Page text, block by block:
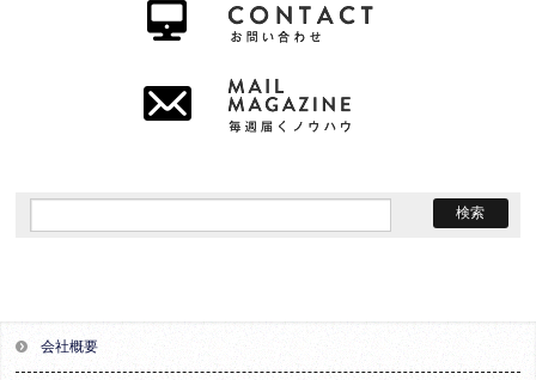
会社概要